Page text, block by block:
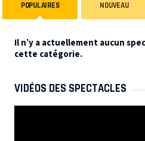
POPULAIRES NOUVEAU
Il n’y a actuellement aucun
cette catégorie.
VIDÉOS DES SPECTACLES